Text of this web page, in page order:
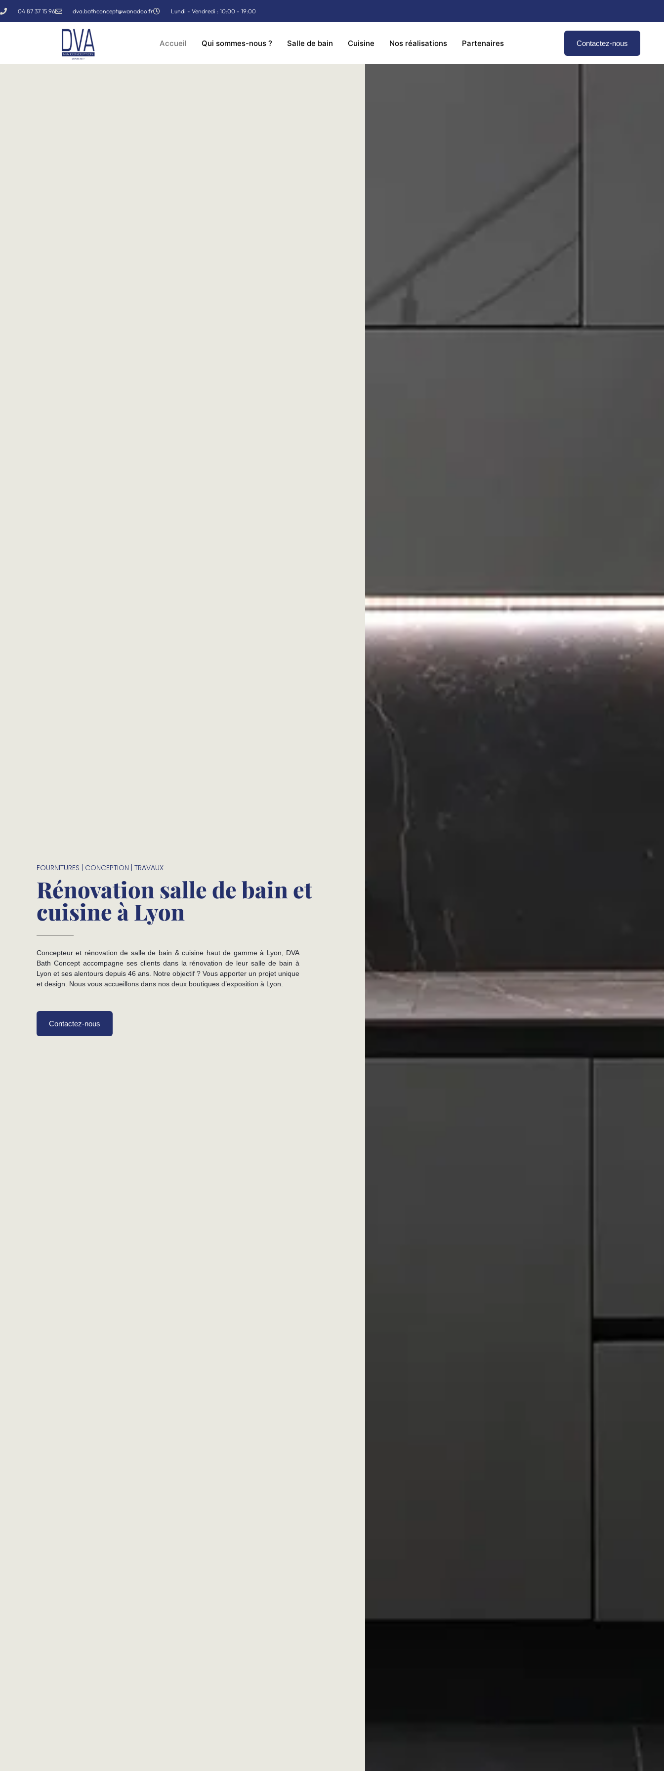
04 87 37 15 96 dva.bathconcept@wanadoo.fr Lundi - Vendredi : 10:00 - 19:00
Accueil Qui sommes-nous ? Salle de bain Cuisine Nos réalisations Partenaires Contactez-nous
FOURNITURES | CONCEPTION | TRAVAUX
Rénovation salle de bain et
cuisine à Lyon
Concepteur et rénovation de salle de bain & cuisine haut de gamme à Lyon, DVA
Bath Concept accompagne ses clients dans la rénovation de leur salle de bain à
Lyon et ses alentours depuis 46 ans. Notre objectif ? Vous apporter un projet unique
et design. Nous vous accueillons dans nos deux boutiques d’exposition à Lyon.
Contactez-nous